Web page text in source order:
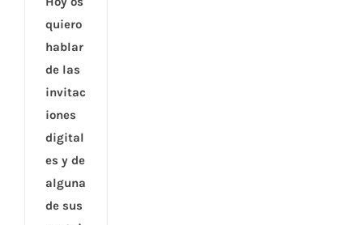
quiero
hablar
de las
invitac
iones
digital
es y de
alguna
de sus